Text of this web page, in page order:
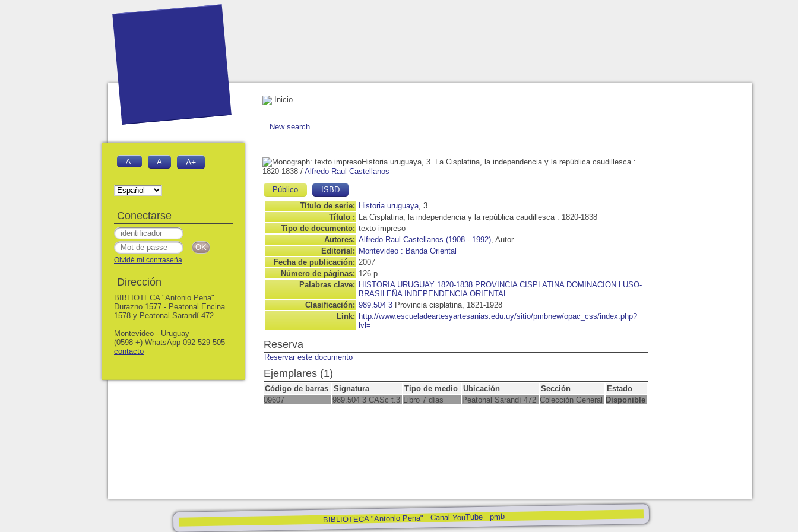
Inicio
New search
Historia uruguaya, 3. La Cisplatina, la independencia y la república caudillesca :
1820-1838 / Alfredo Raul Castellanos
Público
ISBD
Título de serie: Historia uruguaya , 3
Título : La Cisplatina, la independencia y la república caudillesca : 1820-1838
Tipo de documento: texto impreso
Autores: Alfredo Raul Castellanos (1908 - 1992) , Autor
Editorial: Montevideo : Banda Oriental
Fecha de publicación: 2007
Número de páginas: 126 p.
Palabras clave: HISTORIA URUGUAY 1820-1838 PROVINCIA CISPLATINA DOMINACION LUSO-
BRASILEÑA INDEPENDENCIA ORIENTAL
Clasificación: 989.504 3 Provincia cisplatina, 1821-1928
Link: http://www.escueladeartesyartesanias.edu.uy/sitio/pmbnew/opac_css/index.php?
lvl=
Reserva
Reservar este documento
Ejemplares (1)
Código de barras Signatura Tipo de medio Ubicación Sección
Estado
09607
989.504 3 CASc t.3 Libro 7 días Peatonal Sarandí 472 Colección General Disponible
BIBLIOTECA "Antonio Pena" Canal YouTube pmb
A- A A+
Conectarse
Olvidé mi contraseña
Dirección
BIBLIOTECA "Antonio Pena"
Durazno 1577 - Peatonal Encina
1578 y Peatonal Sarandí 472
Montevideo - Uruguay
(0598 +) WhatsApp 092 529 505
contacto